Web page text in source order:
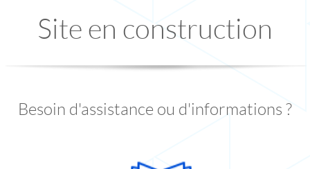
Site en construction
Besoin d'assistance ou d'informations ?